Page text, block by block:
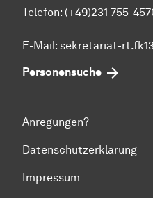
Telefon: (+49)231 755-
E-Mail: sekretariat-
Personensuche
Anregungen?
Datenschutzerklärung
Impressum